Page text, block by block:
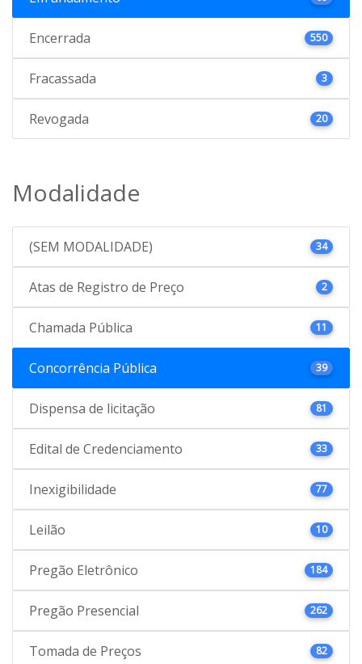
Encerrada 550
Fracassada 3
Revogada 20
Modalidade
(SEM MODALIDADE) 34
Atas de Registro de Preço 2
Chamada Pública 11
Concorrência Pública 39
Dispensa de licitação 81
Edital de Credenciamento 33
Inexigibilidade 77
Leilão 10
Pregão Eletrônico 184
Pregão Presencial 262
Tomada de Preços 82